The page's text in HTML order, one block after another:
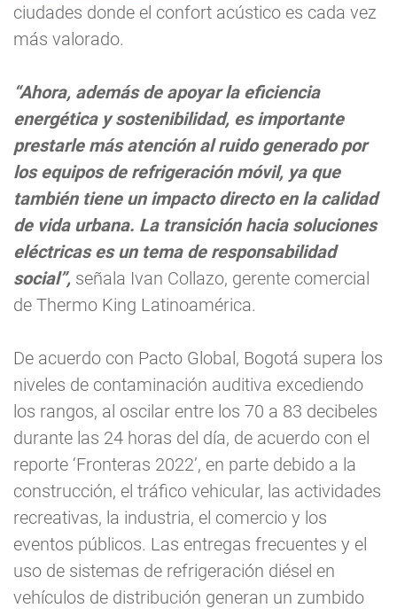
ciudades donde el confort acústico es cada vez
más valorado.
“Ahora, además de apoyar la eficiencia
energética y sostenibilidad, es importante
prestarle más atención al ruido generado por
los equipos de refrigeración móvil, ya que
también tiene un impacto directo en la calidad
de vida urbana. La transición hacia soluciones
eléctricas es un tema de responsabilidad
social”, señala Ivan Collazo, gerente comercial
de Thermo King Latinoamérica.
De acuerdo con Pacto Global, Bogotá supera los
niveles de contaminación auditiva excediendo
los rangos, al oscilar entre los 70 a 83 decibeles
durante las 24 horas del día, de acuerdo con el
reporte ‘Fronteras 2022’, en parte debido a la
construcción, el tráfico vehicular, las actividades
recreativas, la industria, el comercio y los
eventos públicos. Las entregas frecuentes y el
uso de sistemas de refrigeración diésel en
vehículos de distribución generan un zumbido